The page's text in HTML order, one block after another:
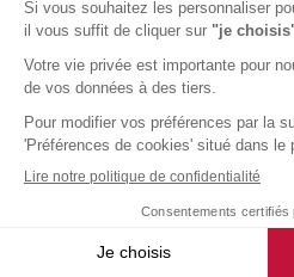
livré et posé
23 837 €TTC